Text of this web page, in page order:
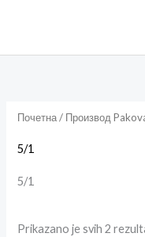
sadržaj
Почетна/ Производ
5/1
5/1
Prikazano je svih 2